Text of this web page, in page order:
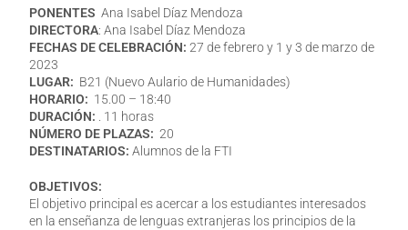
PONENTES Ana Isabel Díaz Mendoza
DIRECTORA: Ana Isabel Díaz Mendoza
FECHAS DE CELEBRACIÓN: 27 de febrero y 1 y 3 de marzo de
2023
LUGAR: B21 (Nuevo Aulario de Humanidades)
HORARIO: 15.00 – 18:40
DURACIÓN: . 11 horas
NÚMERO DE PLAZAS: 20
DESTINATARIOS: Alumnos de la FTI
OBJETIVOS:
El objetivo principal es acercar a los estudiantes interesados
en la enseñanza de lenguas extranjeras los principios de la